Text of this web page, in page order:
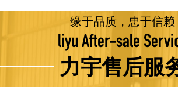
方面，公司坚持精益求精、持续创新，自主
。产品具备升温快、节能效果显著、温控精
动升降温及保温、炉体表面温度接近室温等特
获得多项官方资质认定：高新 技术企业、科
专精特新企业。 我们坚持以科技促生产，
缘于品质，忠于信赖
liyu After-sale
力宇售后服